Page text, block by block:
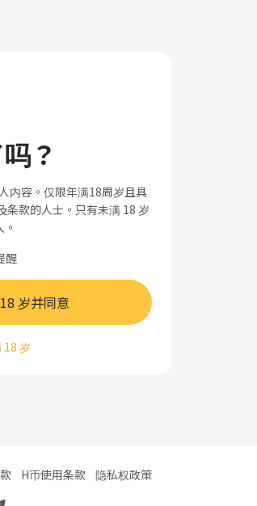
？
内容。仅限年满18周岁且具
条款的人士。只有未满 18 岁
醒
岁并同意
18 岁
H币使用条款 隐私权政策